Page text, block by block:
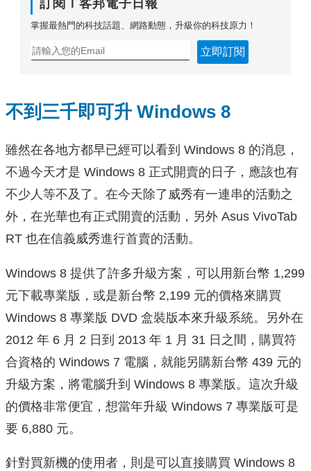
訂閱Ｔ客邦電子日報
掌握最熱門的科技話題、網路動態，升級你的科技原力！
立即訂閱
不到三千即可升 Windows 8
雖然在各地方都早已經可以看到 Windows 8 的消息，
不過今天才是 Windows 8 正式開賣的日子，應該也有
不少人等不及了。在今天除了威秀有一連串的活動之
外，在光華也有正式開賣的活動，另外 Asus VivoTab
RT 也在信義威秀進行首賣的活動。
Windows 8 提供了許多升級方案，可以用新台幣 1,299
元下載專業版，或是新台幣 2,199 元的價格來購買
Windows 8 專業版 DVD 盒裝版本來升級系統。另外在
2012 年 6 月 2 日到 2013 年 1 月 31 日之間，購買符
合資格的 Windows 7 電腦，就能另購新台幣 439 元的
升級方案，將電腦升到 Windows 8 專業版。這次升級
的價格非常便宜，想當年升級 Windows 7 專業版可是
要 6,880 元。
針對買新機的使用者，則是可以直接購買 Windows 8